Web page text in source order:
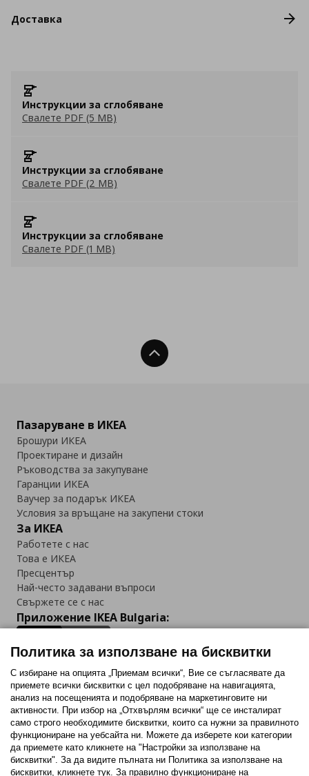
Доставка
Инструкции за сглобяване
Свалете PDF (5 MB)
Инструкции за сглобяване
Свалете PDF (2 MB)
Инструкции за сглобяване
Свалете PDF (1 MB)
Нагоре
Пазаруване в ИКЕА
Брошури ИКЕА
Проектиране и дизайн
Ръководства за закупуване
Гаранции ИКЕА
Ваучер за подарък ИКЕА
Условия за връщане на закупени стоки
За ИКЕА
Работете с нас
Това е ИКЕА
Пресцентър
Най-често задавани въпроси
Свържете се с нас
Приложение IKEA Bulgaria:
Последвайте ни:
FacebookTwitterYoutubePinterestInstagram
Политика за използване на бисквитки
С избиране на опцията „Приемам всички“, Вие се съгласявате да
приемете всички бисквитки с цел подобряване на навигацията,
анализ на посещенията и подобряване на маркетинговите ни
активности. При избор на „Отхвърлям всички“ ще се инсталират
само строго необходимитe бисквитки, които са нужни за правилното
функциониране на уебсайта ни. Можете да изберете кои категории
да приемете като кликнете на "Настройки за използване на
бисквитки". За да видите пълната ни Политика за използване на
бисквитки, кликнете тук. За правилно функциониране на